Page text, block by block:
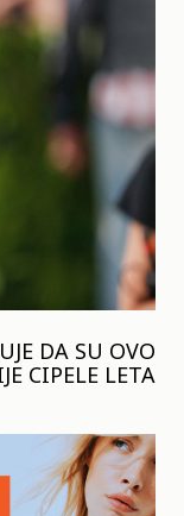
DA SU OVO
CIPELE LETA